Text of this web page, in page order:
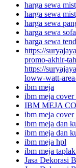
harga sewa
harga sewa
harga sewa
harga sewa
harga sewa
https://
promo-akhir-
https://
loww-watt-
ibm meja
ibm meja cover
IBM MEJA
ibm meja cover
ibm meja dan
ibm meja dan
ibm meja hpl
ibm meja
Jasa Dekorasi